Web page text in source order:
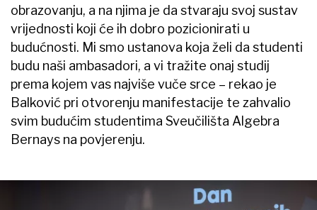
obrazovanju, a na njima je da stvaraju svoj sustav
vrijednosti koji će ih dobro pozicionirati u
budućnosti. Mi smo ustanova koja želi da studenti
budu naši ambasadori, a vi tražite onaj studij
prema kojem vas najviše vuče srce – rekao je
Balković pri otvorenju manifestacije te zahvalio
svim budućim studentima Sveučilišta Algebra
Bernays na povjerenju.